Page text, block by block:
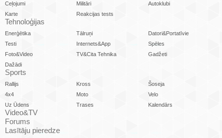
Ceļojumi
Militāri
Autoklubi
Karte
Reakcijas tests
Tehnoloģijas
Enerģētika Tālruņi
Datori&Portatīvie
Testi
Internets&App
Spēles
Foto&Video
TV&Cita Tehnika
Gadžeti
Dažādi
Sports
Rallijs Kross
Šoseja
4x4
Moto
Velo
Uz Ūdens
Trases Kalendārs
Video&TV
Forums
Lasītāju pieredze